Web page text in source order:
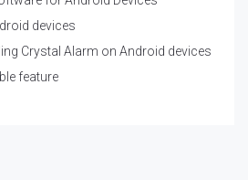
devices
Crystal Alarm on Android devices
feature